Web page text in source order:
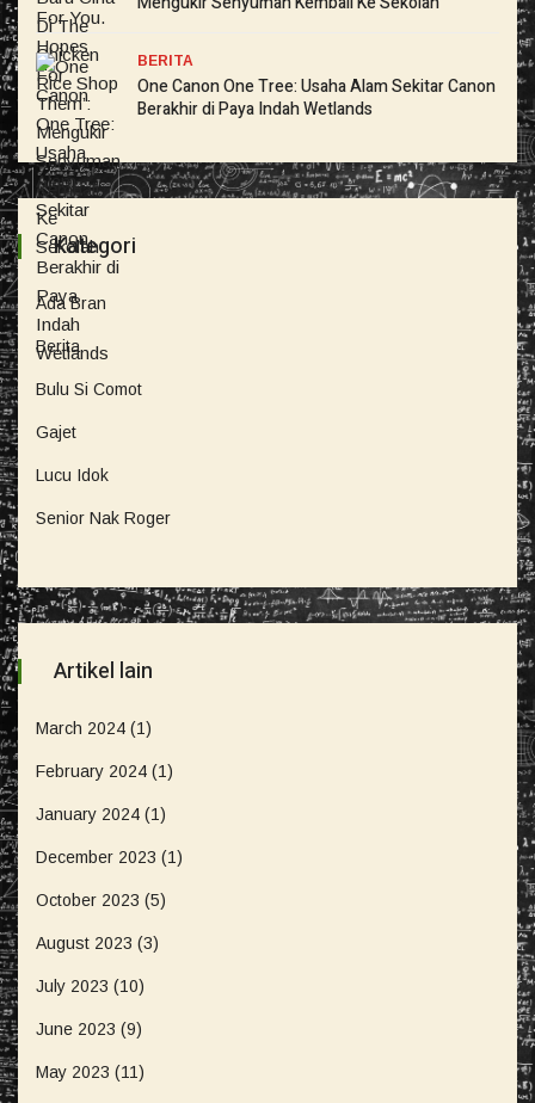
BERITA
One Canon One Tree: Usaha Alam Sekitar Canon
Berakhir di Paya Indah Wetlands
Kategori
Ada Bran
Berita
Bulu Si Comot
Gajet
Lucu Idok
Senior Nak Roger
Artikel lain
March 2024 (1)
February 2024 (1)
January 2024 (1)
December 2023 (1)
October 2023 (5)
August 2023 (3)
July 2023 (10)
June 2023 (9)
May 2023 (11)